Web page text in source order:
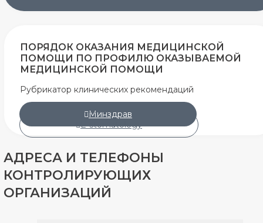
ПОРЯДОК ОКАЗАНИЯ МЕДИЦИНСКОЙ
ПОМОЩИ ПО ПРОФИЛЮ ОКАЗЫВАЕМОЙ
МЕДИЦИНСКОЙ ПОМОЩИ
Рубрикатор клинических рекомендаций
Минздрав
E-stomatology
АДРЕСА И ТЕЛЕФОНЫ
КОНТРОЛИРУЮЩИХ
ОРГАНИЗАЦИЙ